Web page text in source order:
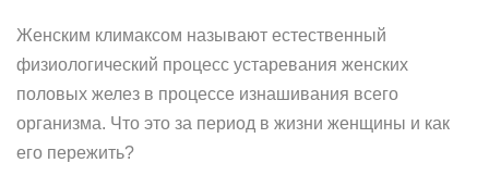
Женским климаксом называют естественный
физиологический процесс устаревания женских
половых желез в процессе изнашивания всего
организма. Что это за период в жизни женщины и как
его пережить?